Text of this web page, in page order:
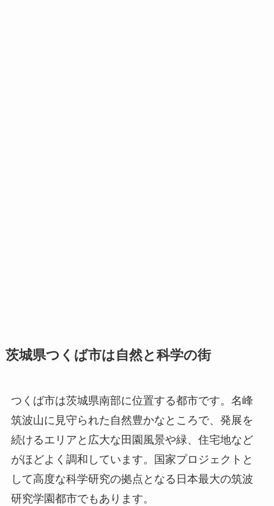
茨城県つくば市は自然と科学の街
つくば市は茨城県南部に位置する都市です。名峰
筑波山に見守られた自然豊かなところで、発展を
続けるエリアと広大な田園風景や緑、住宅地など
がほどよく調和しています。国家プロジェクトと
して高度な科学研究の拠点となる日本最大の筑波
研究学園都市でもあります。